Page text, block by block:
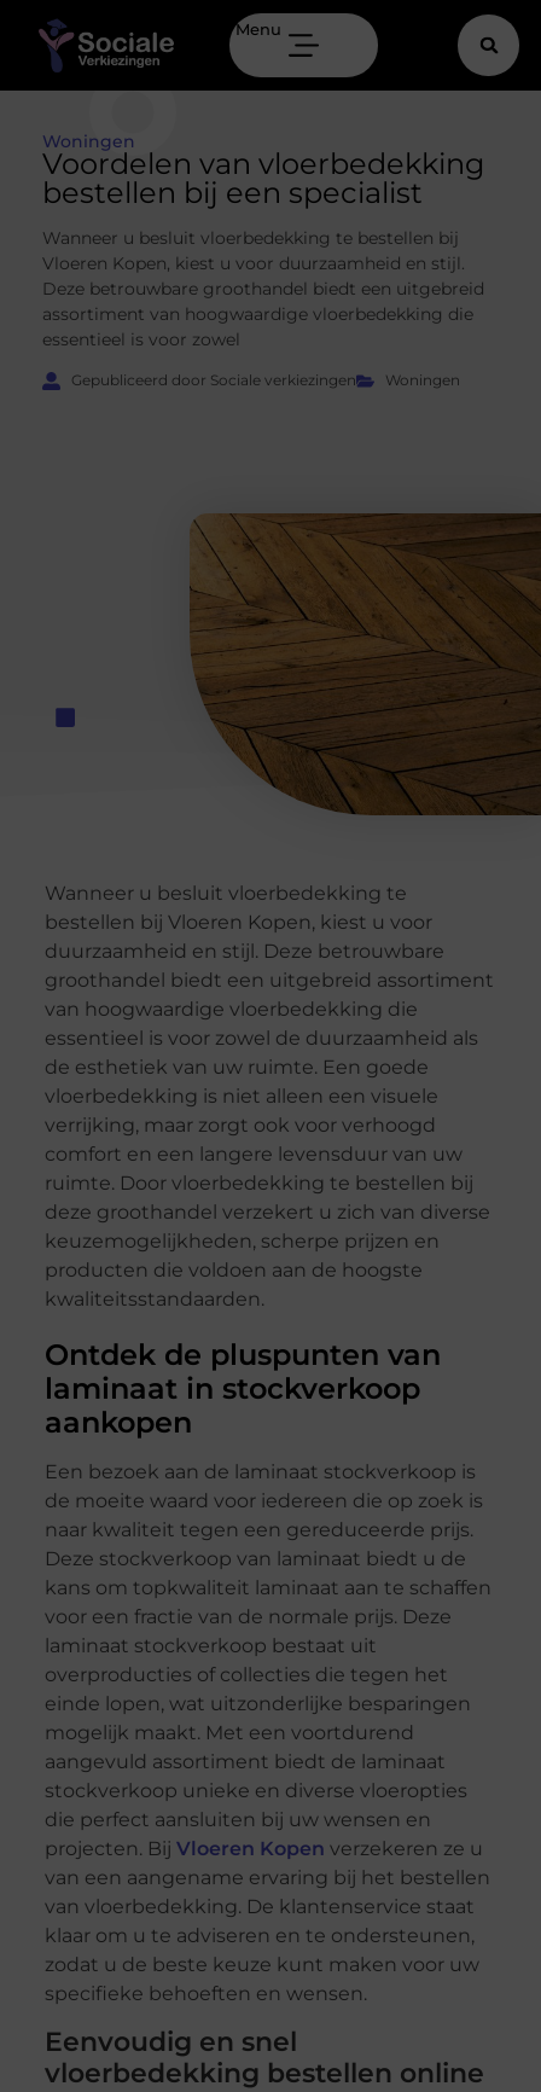
Menu
Woningen
Voordelen van vloerbedekking
bestellen bij een specialist
Wanneer u besluit vloerbedekking te bestellen bij
Vloeren Kopen, kiest u voor duurzaamheid en stijl.
Deze betrouwbare groothandel biedt een uitgebreid
assortiment van hoogwaardige vloerbedekking die
essentieel is voor zowel
Gepubliceerd door Sociale verkiezingen Woningen
Wanneer u besluit vloerbedekking te
bestellen bij Vloeren Kopen, kiest u voor
duurzaamheid en stijl. Deze betrouwbare
groothandel biedt een uitgebreid assortiment
van hoogwaardige vloerbedekking die
essentieel is voor zowel de duurzaamheid als
de esthetiek van uw ruimte. Een goede
vloerbedekking is niet alleen een visuele
verrijking, maar zorgt ook voor verhoogd
comfort en een langere levensduur van uw
ruimte. Door vloerbedekking te bestellen bij
deze groothandel verzekert u zich van diverse
keuzemogelijkheden, scherpe prijzen en
producten die voldoen aan de hoogste
kwaliteitsstandaarden.
Ontdek de pluspunten van
laminaat in stockverkoop
aankopen
Een bezoek aan de laminaat stockverkoop is
de moeite waard voor iedereen die op zoek is
naar kwaliteit tegen een gereduceerde prijs.
Deze stockverkoop van laminaat biedt u de
kans om topkwaliteit laminaat aan te schaffen
voor een fractie van de normale prijs. Deze
laminaat stockverkoop bestaat uit
overproducties of collecties die tegen het
einde lopen, wat uitzonderlijke besparingen
mogelijk maakt. Met een voortdurend
aangevuld assortiment biedt de laminaat
stockverkoop unieke en diverse vloeropties
die perfect aansluiten bij uw wensen en
projecten. Bij Vloeren Kopen verzekeren ze u
van een aangename ervaring bij het bestellen
van vloerbedekking. De klantenservice staat
klaar om u te adviseren en te ondersteunen,
zodat u de beste keuze kunt maken voor uw
specifieke behoeften en wensen.
Eenvoudig en snel
vloerbedekking bestellen online